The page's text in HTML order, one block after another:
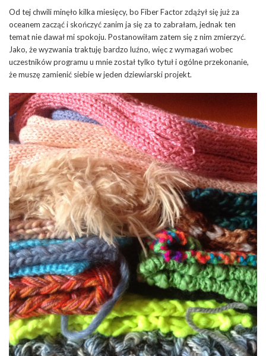
Od tej chwili minęło kilka miesięcy, bo Fiber Factor zdążył się już za
oceanem zacząć i skończyć zanim ja się za to zabrałam, jednak ten
temat nie dawał mi spokoju. Postanowiłam zatem się z nim zmierzyć.
Jako, że wyzwania traktuję bardzo luźno, więc z wymagań wobec
uczestników programu u mnie został tylko tytuł i ogólne przekonanie,
że muszę zamienić siebie w jeden dziewiarski projekt.